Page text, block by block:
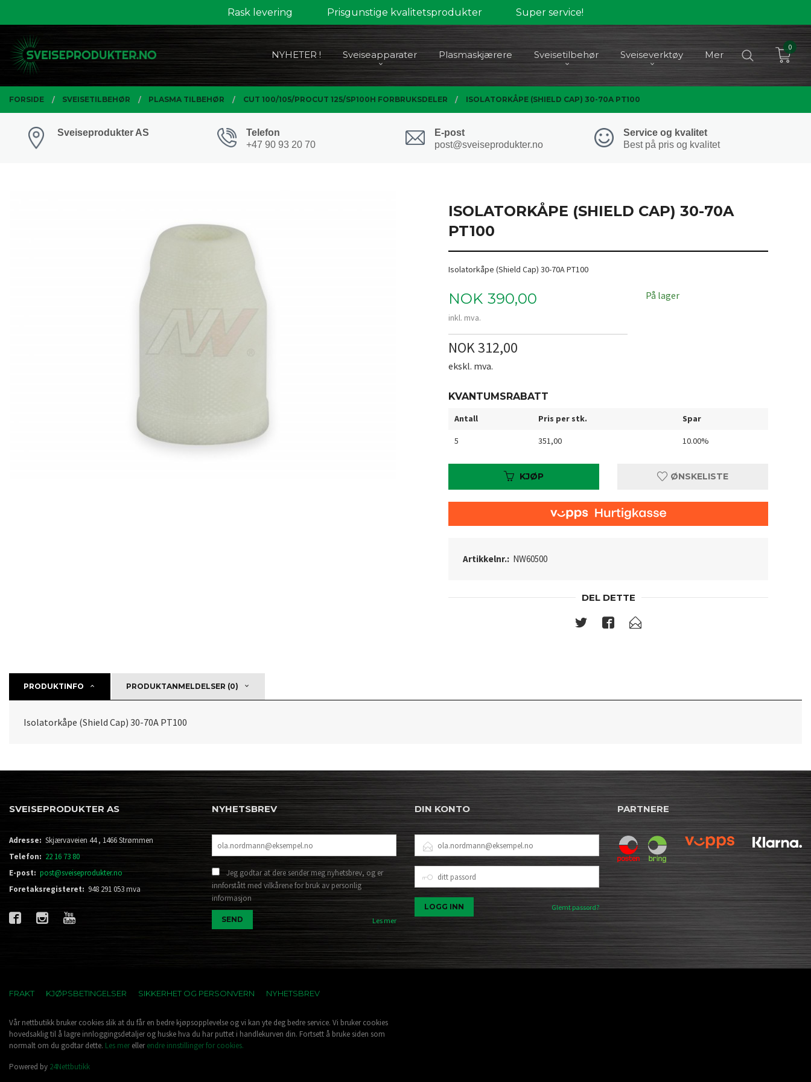
innholdet
Rask levering Prisgunstige kvalitetsprodukter Super service!
PRODUKTER
NYHETER ! Sveiseapparater Plasmaskjærere Sveisetilbehør Sveiseverktøy Mer
0
FORSIDE SVEISETILBEHØR PLASMA TILBEHØR CUT 100/105/PROCUT 125/SP100H FORBRUKSDELER ISOLATORKÅPE (SHIELD CAP) 30-70A PT100
Sveiseprodukter AS
Telefon
+47 90 93 20 70
E-post
post@sveiseprodukter.no
Service og kvalitet
Best på pris og kvalitet
ISOLATORKÅPE (SHIELD CAP) 30-70A
PT100
Isolatorkåpe (Shield Cap) 30-70A PT100
Pris
NOK 390,00
inkl. mva.
NOK 312,00
ekskl. mva.
På lager
KVANTUMSRABATT
Antall Pris per stk. Spar
5 351,00 10.00%
KJØP ØNSKELISTE
Artikkelnr.: NW60500
DEL DETTE
PRODUKTINFO PRODUKTANMELDELSER (0)
Isolatorkåpe (Shield Cap) 30-70A PT100
SVEISEPRODUKTER AS
Adresse: Skjærvaveien 44 , 1466 Strømmen
Telefon: 22 16 73 80
E-post: post@sveiseprodukter.no
Foretaksregisteret: 948 291 053 mva
NYHETSBREV
Jeg godtar at dere sender meg nyhetsbrev, og er
innforstått med vilkårene for bruk av personlig
informasjon
Les mer
DIN KONTO
POSTADRESSE
PASSORD
Glemt passord?
PARTNERE
FRAKT KJØPSBETINGELSER SIKKERHET OG PERSONVERN NYHETSBREV
Vår nettbutikk bruker cookies slik at du får en bedre kjøpsopplevelse og vi kan yte deg bedre service. Vi bruker cookies
hovedsaklig til å lagre innloggingsdetaljer og huske hva du har puttet i handlekurven din. Fortsett å bruke siden som
normalt om du godtar dette. Les merellerendre innstillinger for cookies.
Powered by 24Nettbutikk